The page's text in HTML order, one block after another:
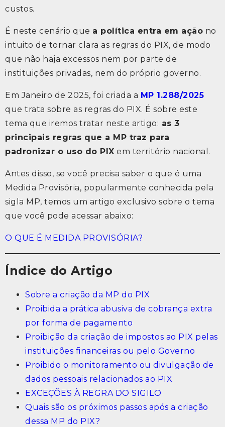
custos.
É neste cenário que a política entra em ação no
intuito de tornar clara as regras do PIX, de modo
que não haja excessos nem por parte de
instituições privadas, nem do próprio governo.
Em Janeiro de 2025, foi criada a MP 1.288/2025
que trata sobre as regras do PIX. É sobre este
tema que iremos tratar neste artigo: as 3
principais regras que a MP traz para
padronizar o uso do PIX em território nacional.
Antes disso, se você precisa saber o que é uma
Medida Provisória, popularmente conhecida pela
sigla MP, temos um artigo exclusivo sobre o tema
que você pode acessar abaixo:
O QUE É MEDIDA PROVISÓRIA?
Índice do Artigo
Sobre a criação da MP do PIX
Proibida a prática abusiva de cobrança extra
por forma de pagamento
Proibição da criação de impostos ao PIX pelas
instituições financeiras ou pelo Governo
Proibido o monitoramento ou divulgação de
dados pessoais relacionados ao PIX
EXCEÇÕES À REGRA DO SIGILO
Quais são os próximos passos após a criação
dessa MP do PIX?